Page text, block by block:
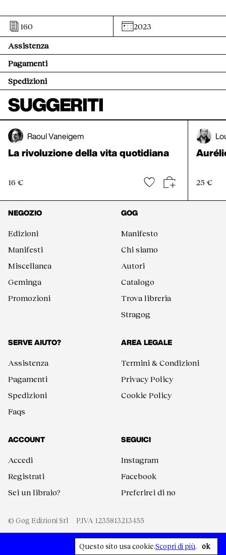
160
2023
Assistenza
Pagamenti
Spedizioni
SUGGERITI
Raoul Vaneigem
La rivoluzione della vita quotidiana
16 € 25 €
NEGOZIO
Edizioni
Manifesti
Miscellanea
Geminga
Promozioni
GOG
Manifesto
Chi siamo
Autori
Catalogo
Trova libreria
Stragog
SERVE AIUTO?
Assistenza
Pagamenti
Spedizioni
Faqs
AREA LEGALE
Termini & Condizioni
Privacy Policy
Cookie Policy
ACCOUNT
Accedi
Registrati
Sei un libraio?
SEGUICI
Instagram
Facebook
Preferirei di no
© Gog Edizioni Srl P.IVA 1235813213455
Questo sito usa cookie.Scopri di più. ok